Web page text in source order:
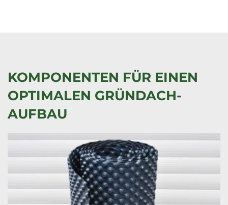
KOMPONENTEN FÜR EINEN
OPTIMALEN GRÜNDACH-
AUFBAU